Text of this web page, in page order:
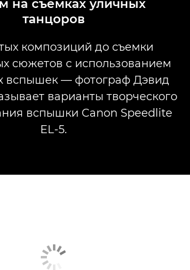
на съемках уличных
танцоров
композиций до съемки
сюжетов с использованием
вспышек — фотограф Дэвид
варианты творческого
вспышки Canon Speedlite
EL-5.